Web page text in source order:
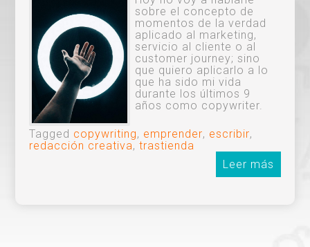
sobre el concepto de
momentos de la verdad
aplicado al marketing,
servicio al cliente o al
customer journey; sino
que quiero aplicarlo a lo
que ha sido mi vida
durante los últimos 9
años como copywriter.
Tagged copywriting, emprender, escribir,
redacción creativa,trastienda
Leer más